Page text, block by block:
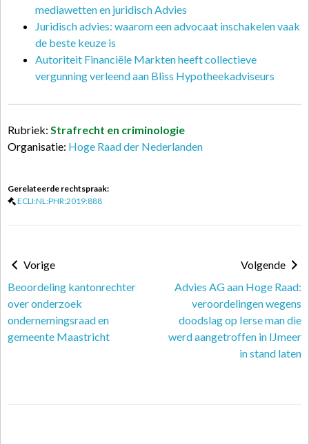
mediawetten en juridisch Advies
Juridisch advies: waarom een advocaat inschakelen vaak
de beste keuze is
Autoriteit Financiële Markten heeft collectieve
vergunning verleend aan Bliss Hypotheekadviseurs
Rubriek: Strafrecht en criminologie
Organisatie: Hoge Raad der Nederlanden
Gerelateerde rechtspraak:
ECLI:NL:PHR:2019:888
Vorige
Beoordeling kantonrechter
over onderzoek
ondernemingsraad en
gemeente Maastricht
Volgende
Advies AG aan Hoge Raad:
veroordelingen wegens
doodslag op Ierse man die
werd aangetroffen in IJmeer
in stand laten